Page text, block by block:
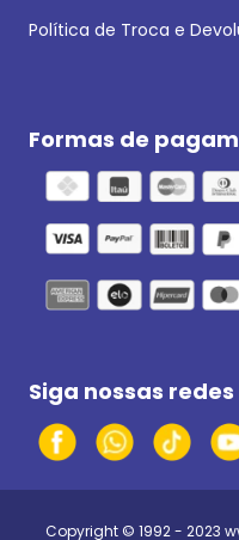
Política de Troca e
Formas de
Siga nossas
Copyright © 1992 - 2023